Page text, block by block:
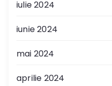
iulie 2024
iunie 2024
mai 2024
aprilie 2024